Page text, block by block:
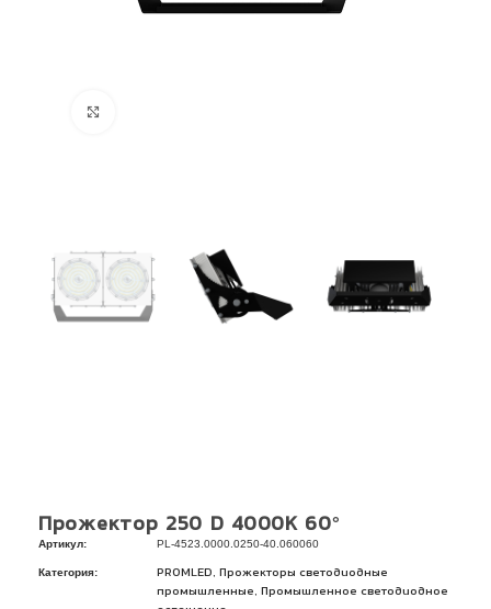
Прожектор 250 D 4000К 60°
Артикул: PL-4523.0000.0250-40.060060
Категория: PROMLED
Прожекторы светодиодные
промышленные
Промышленное светодиодное